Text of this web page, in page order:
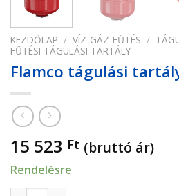
KEZDŐLAP / VÍZ-GÁZ-FŰTÉS /
FŰTÉSI TÁGULÁSI TARTÁLY
Flamco tágulási
15 523 Ft (bruttó ár)
Rendelésre